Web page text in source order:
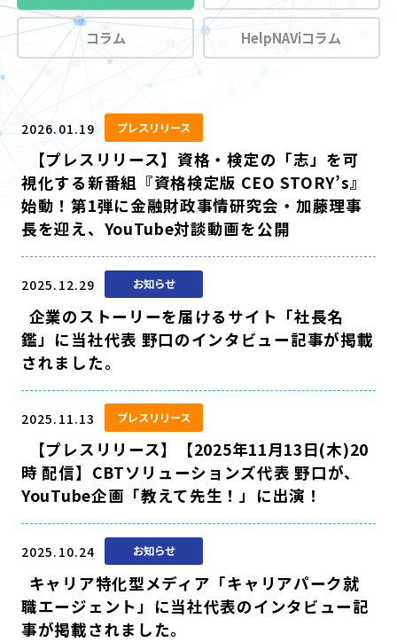
コラム HelpNAViコラム
2026.01.19 プレスリリース
【プレスリリース】資格・検定の「志」を可
視化する新番組『資格検定版 CEO STORY’s』
始動！第1弾に金融財政事情研究会・加藤理事
長を迎え、YouTube対談動画を公開
2025.12.29 お知らせ
企業のストーリーを届けるサイト「社長名
鑑」に当社代表 野口のインタビュー記事が掲載
されました。
2025.11.13 プレスリリース
【プレスリリース】【2025年11月13日(木)20
時 配信】CBTソリューションズ代表 野口が、
YouTube企画「教えて先生！」に出演！
2025.10.24 お知らせ
キャリア特化型メディア「キャリアパーク就
職エージェント」に当社代表のインタビュー記
事が掲載されました。